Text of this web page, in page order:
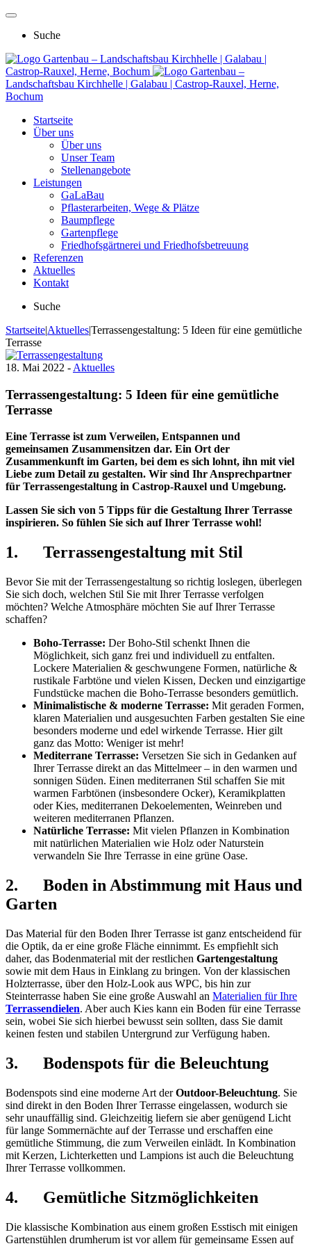
Suche
Gartenbau – Landschaftsbau Kirchhelle | Galabau |
Castrop-Rauxel, Herne, Bochum
Gartenbau –
Landschaftsbau Kirchhelle | Galabau | Castrop-Rauxel, Herne,
Bochum
Startseite
Über uns
Über uns
Unser Team
Stellenangebote
Leistungen
GaLaBau
Pflasterarbeiten, Wege & Plätze
Baumpflege
Gartenpflege
Friedhofsgärtnerei und Friedhofsbetreuung
Referenzen
Aktuelles
Kontakt
Suche
Startseite|Aktuelles|Terrassengestaltung: 5 Ideen für eine gemütliche
Terrasse
18. Mai 2022 - Aktuelles
Terrassengestaltung: 5 Ideen für eine gemütliche
Terrasse
Eine Terrasse ist zum Verweilen, Entspannen und
gemeinsamen Zusammensitzen dar. Ein Ort der
Zusammenkunft im Garten, bei dem es sich lohnt, ihn mit viel
Liebe zum Detail zu gestalten. Wir sind Ihr Ansprechpartner
für Terrassengestaltung in Castrop-Rauxel und Umgebung.
Lassen Sie sich von 5 Tipps für die Gestaltung Ihrer Terrasse
inspirieren. So fühlen Sie sich auf Ihrer Terrasse wohl!
1. Terrassengestaltung mit Stil
Bevor Sie mit der Terrassengestaltung so richtig loslegen, überlegen
Sie sich doch, welchen Stil Sie mit Ihrer Terrasse verfolgen
möchten? Welche Atmosphäre möchten Sie auf Ihrer Terrasse
schaffen?
Boho-Terrasse: Der Boho-Stil schenkt Ihnen die
Möglichkeit, sich ganz frei und individuell zu entfalten.
Lockere Materialien & geschwungene Formen, natürliche &
rustikale Farbtöne und vielen Kissen, Decken und einzigartige
Fundstücke machen die Boho-Terrasse besonders gemütlich.
Minimalistische & moderne Terrasse: Mit geraden Formen,
klaren Materialien und ausgesuchten Farben gestalten Sie eine
besonders moderne und edel wirkende Terrasse. Hier gilt
ganz das Motto: Weniger ist mehr!
Mediterrane Terrasse: Versetzen Sie sich in Gedanken auf
Ihrer Terrasse direkt an das Mittelmeer – in den warmen und
sonnigen Süden. Einen mediterranen Stil schaffen Sie mit
warmen Farbtönen (insbesondere Ocker), Keramikplatten
oder Kies, mediterranen Dekoelementen, Weinreben und
weiteren mediterranen Pflanzen.
Natürliche Terrasse: Mit vielen Pflanzen in Kombination
mit natürlichen Materialien wie Holz oder Naturstein
verwandeln Sie Ihre Terrasse in eine grüne Oase.
2. Boden in Abstimmung mit Haus und
Garten
Das Material für den Boden Ihrer Terrasse ist ganz entscheidend für
die Optik, da er eine große Fläche einnimmt. Es empfiehlt sich
daher, das Bodenmaterial mit der restlichen Gartengestaltung
sowie mit dem Haus in Einklang zu bringen. Von der klassischen
Holzterrasse, über den Holz-Look aus WPC, bis hin zur
Steinterrasse haben Sie eine große Auswahl an Materialien für Ihre
Terrassendielen. Aber auch Kies kann ein Boden für eine Terrasse
sein, wobei Sie sich hierbei bewusst sein sollten, dass Sie damit
keinen festen und stabilen Untergrund zur Verfügung haben.
3. Bodenspots für die Beleuchtung
Bodenspots sind eine moderne Art derOutdoor-Beleuchtung. Sie
sind direkt in den Boden Ihrer Terrasse eingelassen, wodurch sie
sehr unauffällig sind. Gleichzeitig liefern sie aber genügend Licht
für lange Sommernächte auf der Terrasse und erschaffen eine
gemütliche Stimmung, die zum Verweilen einlädt. In Kombination
mit Kerzen, Lichterketten und Lampions ist auch die Beleuchtung
Ihrer Terrasse vollkommen.
4. Gemütliche Sitzmöglichkeiten
Die klassische Kombination aus einem großen Esstisch mit einigen
Gartenstühlen drumherum ist vor allem für gemeinsame Essen auf